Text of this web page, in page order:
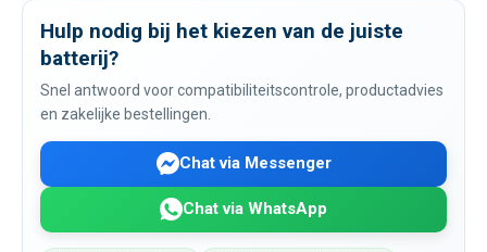
Hulp nodig bij het kiezen van de juiste
batterij?
Snel antwoord voor compatibiliteitscontrole, productadvies
en zakelijke bestellingen.
Chat via Messenger
Chat via WhatsApp